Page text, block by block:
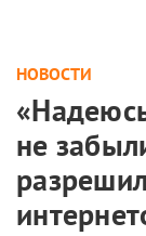
НОВОСТИ
не